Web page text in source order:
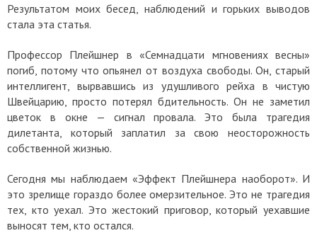
Результатом моих бесед, наблюдений и горьких выводов
стала эта статья.
Профессор Плейшнер в «Семнадцати мгновениях весны»
погиб, потому что опьянел от воздуха свободы. Он, старый
интеллигент, вырвавшись из удушливого рейха в чистую
Швейцарию, просто потерял бдительность. Он не заметил
цветок в окне — сигнал провала. Это была трагедия
дилетанта, который заплатил за свою неосторожность
собственной жизнью.
Сегодня мы наблюдаем «Эффект Плейшнера наоборот». И
это зрелище гораздо более омерзительное. Это не трагедия
тех, кто уехал. Это жестокий приговор, который уехавшие
выносят тем, кто остался.